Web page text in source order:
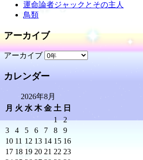
運命論者ジャックとその主人
鳥類
アーカイブ
アーカイブ
カレンダー
2026年8月
月 火 水 木 金 土 日
1
2
3
4 5 6 7 8
9
10 11 12 13 14 15 16
17 18 19 20 21 22 23